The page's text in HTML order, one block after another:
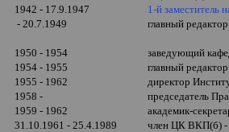
1942 - 17.9.1947
1-й заместитель
- 20.7.1949
главный
1950 - 1954
заведующий
1954 - 1955
главный
1955 - 1962
директор
1958 -
председатель
1959 - 1962
академик-
31.10.1961 - 25.4.1989
член ЦК ВКП(б)